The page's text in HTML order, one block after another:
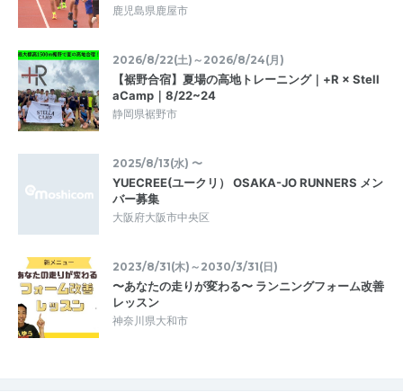
鹿児島県鹿屋市
2026/8/22(土)～2026/8/24(月)
【裾野合宿】夏場の高地トレーニング｜+R × Stell
aCamp｜8/22~24
静岡県裾野市
2025/8/13(水) 〜
YUECREE(ユークリ） OSAKA-JO RUNNERS メン
バー募集
大阪府大阪市中央区
2023/8/31(木)～2030/3/31(日)
〜あなたの走りが変わる〜 ランニングフォーム改善
レッスン
神奈川県大和市